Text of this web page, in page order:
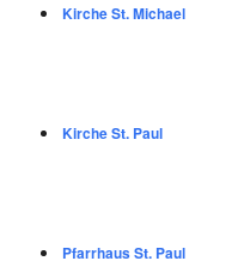
Kirche St. Michael
Kirche St. Paul
Pfarrhaus St. Paul